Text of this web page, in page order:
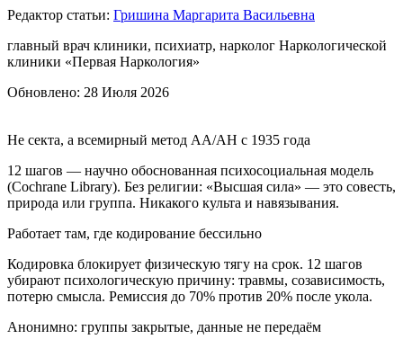
Редактор статьи: Гришина Маргарита Васильевна
главный врач клиники, психиатр, нарколог Наркологической
клиники «Первая Наркология»
Обновлено: 28 Июля 2026
Не секта, а всемирный метод АА/АН с 1935 года
12 шагов — научно обоснованная психосоциальная модель
(Cochrane Library). Без религии: «Высшая сила» — это совесть,
природа или группа. Никакого культа и навязывания.
Работает там, где кодирование бессильно
Кодировка блокирует физическую тягу на срок. 12 шагов
убирают психологическую причину: травмы, созависимость,
потерю смысла. Ремиссия до 70% против 20% после укола.
Анонимно: группы закрытые, данные не передаём